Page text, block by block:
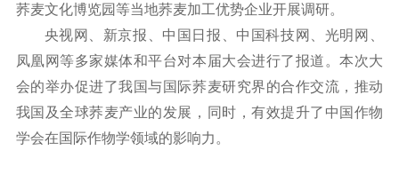
荞麦文化博览园等当地荞麦加工优势企业开展调研。
央视网、新京报、中国日报、中国科技网、光明网、
凤凰网等多家媒体和平台对本届大会进行了报道。本次大
会的举办促进了我国与国际荞麦研究界的合作交流，推动
我国及全球荞麦产业的发展，同时，有效提升了中国作物
学会在国际作物学领域的影响力。